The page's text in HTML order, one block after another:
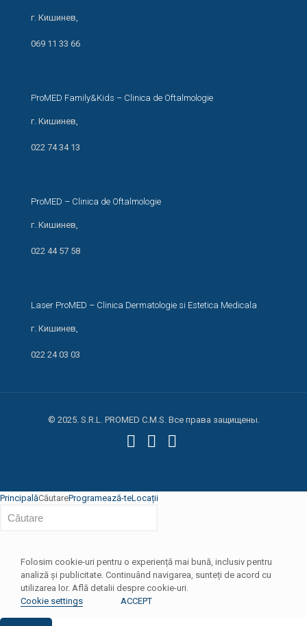
г. Кишинев,
069 11 33 66
ProMED Family&Kids – Clinica de Oftalmologie
г. Кишинев,
022 74 34 13
ProMED – Clinica de Oftalmologie
г. Кишинев,
022 44 57 58
Laser ProMED – Clinica Dermatologie si Estetica Medicala
г. Кишинев,
022 24 03 03
© 2025. S.R.L. PROMED C.M.S. Все права защищены.
PrincipalăCăutareProgramează-teLocații
Folosim cookie-uri pentru o experiență mai bună, inclusiv pentru
analiză și publicitate. Continuând navigarea, sunteți de acord cu
utilizarea lor. Află detalii despre cookie-uri.
Cookie settings
ACCEPT